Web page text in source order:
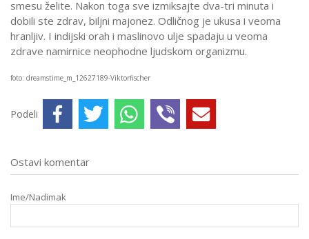
smesu želite. Nakon toga sve izmiksajte dva-tri minuta i
dobili ste zdrav, biljni majonez. Odličnog je ukusa i veoma
hranljiv. I indijski orah i maslinovo ulje spadaju u veoma
zdrave namirnice neophodne ljudskom organizmu.
foto: dreamstime_m_12627189-Viktorfischer
Podeli
Ostavi komentar
Ime/Nadimak